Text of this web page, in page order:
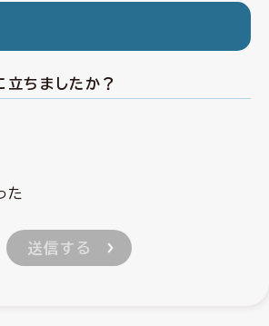
立ちましたか？
た